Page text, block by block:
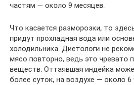
частям — около 9 месяцев.
Что касается разморозки, то
придут прохладная вода или
холодильника. Диетологи не
мясо повторно, ведь это чревато
веществ. Оттаявшая индейка
более суток, на воздухе — около 6